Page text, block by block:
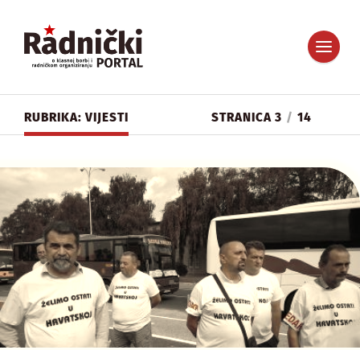
RUBRIKA: VIJESTI STRANICA 3 / 14